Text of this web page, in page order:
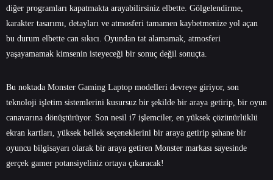
diğer programları kapatmakta arayabilirsiniz elbette. Gölgelendirme,
karakter tasarımı, detayları ve atmosferi tamamen kaybetmenize yol açan
bu durum elbette can sıkıcı. Oyundan tat alamamak, atmosferi
yaşayamamak kimsenin isteyeceği bir sonuç değil sonuçta.
Bu noktada Monster Gaming Laptop modelleri devreye giriyor, son
teknoloji işletim sistemlerini kusursuz bir şekilde bir araya getirip, bir oyun
canavarına dönüştürüyor. Son nesil i7 işlemciler, en yüksek çözünürlüklü
ekran kartları, yüksek bellek seçeneklerini bir araya getirip şahane bir
oyuncu bilgisayarı olarak bir araya getiren Monster markası sayesinde
gerçek gamer potansiyeliniz ortaya çıkaracak!